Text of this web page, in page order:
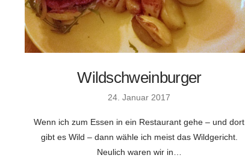
Wildschweinburger
24. Januar 2017
Wenn ich zum Essen in ein Restaurant gehe – und dort
gibt es Wild – dann wähle ich meist das Wildgericht.
Neulich waren wir in…